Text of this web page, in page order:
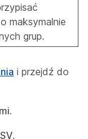
maksymalnie
grup.
i przejdź do
.
.